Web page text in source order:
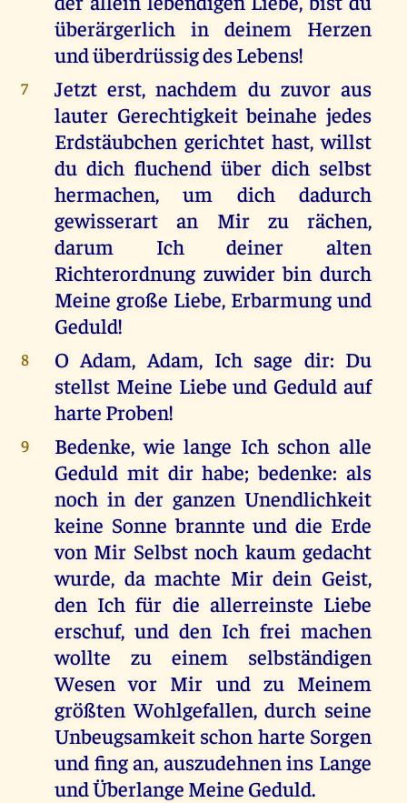
überärgerlich in deinem Herzen
und überdrüssig des Lebens!
7
Jetzt erst, nachdem du zuvor aus
lauter Gerechtigkeit beinahe jedes
Erdstäubchen gerichtet hast, willst
du dich fluchend über dich selbst
hermachen, um dich dadurch
gewisserart an Mir zu rächen,
darum Ich deiner alten
Richterordnung zuwider bin durch
Meine große Liebe, Erbarmung und
Geduld!
8
O Adam, Adam, Ich sage dir: Du
stellst Meine Liebe und Geduld auf
harte Proben!
9
Bedenke, wie lange Ich schon alle
Geduld mit dir habe; bedenke: als
noch in der ganzen Unendlichkeit
keine Sonne brannte und die Erde
von Mir Selbst noch kaum gedacht
wurde, da machte Mir dein Geist,
den Ich für die allerreinste Liebe
erschuf, und den Ich frei machen
wollte zu einem selbständigen
Wesen vor Mir und zu Meinem
größten Wohlgefallen, durch seine
Unbeugsamkeit schon harte Sorgen
und fing an, auszudehnen ins Lange
und Überlange Meine Geduld.